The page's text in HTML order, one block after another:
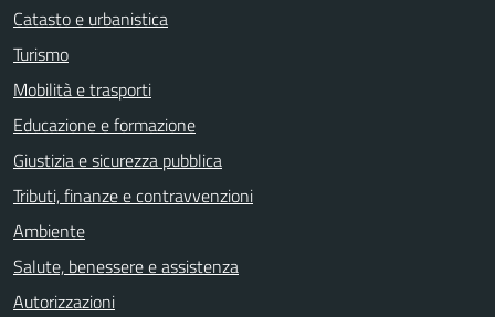
Catasto e urbanistica
Turismo
Mobilità e trasporti
Educazione e formazione
Giustizia e sicurezza pubblica
Tributi, finanze e contravvenzioni
Ambiente
Salute, benessere e assistenza
Autorizzazioni